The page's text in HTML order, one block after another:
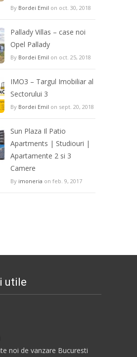
By Bordei Emil on oct. 30, 2018
Pallady Villas – case noi
Opel Pallady
By Bordei Emil on oct. 25, 2018
IMO3 – Targul Imobiliar al
Sectorului 3
By Bordei Emil on sept. 20, 2018
Sun Plaza Il Patio
Apartments | Studiouri |
Apartamente 2 si 3
Camere
By imoneria on feb. 9, 2017
utile
noi de vanzare Bucuresti